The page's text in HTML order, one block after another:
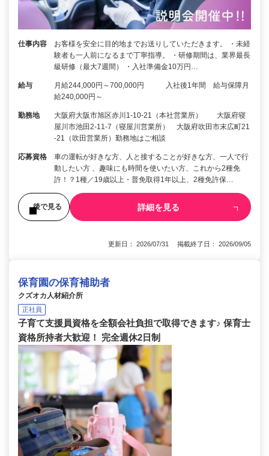
仕事内容
お客様を安全に目的地までお送りしていただきます。 ・未経
験者も一人前になるまで丁寧指導。 ・研修期間は、業界最長
級研修（最大7週間） ・入社準備金10万円…
給与
月給244,000円～700,000円 入社後1年間 給与保障月
給240,000円～
勤務地
大阪府大阪市旭区赤川1-10-21（本社営業所） 大阪府寝
屋川市池田2-11-7（寝屋川営業所） 大阪府吹田市末広町21
-21（吹田営業所）勤務地はご相談
応募資格
車の運転が好きな方、人と接することが好きな方、一人で行
動したい方 、趣味にも時間を使いたい方、これから2種免
許！？1種／19歳以上・普免取得1年以上、2種免許保…
後で見る 詳細を見る
更新日： 2026/07/31 掲載終了日： 2026/09/05
保育園の保育補助者
クズオカ人材紹介所
正社員
子育て支援員資格を全額会社負担で取得できます♪ 保育士
資格所持者大歓迎！ 完全週休2日制